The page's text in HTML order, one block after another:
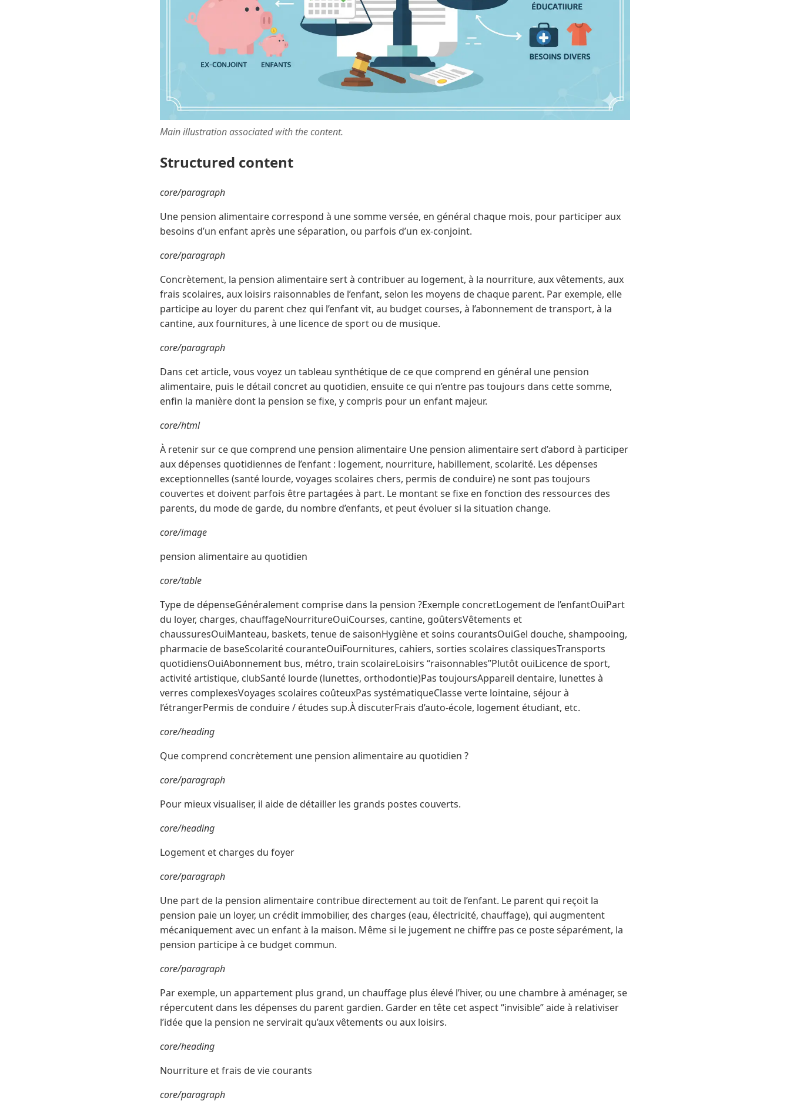
Main illustration associated with the content.
Structured content
core/paragraph
Une pension alimentaire correspond à une somme versée, en général chaque mois, pour participer aux
besoins d’un enfant après une séparation, ou parfois d’un ex‑conjoint.
core/paragraph
Concrètement, la pension alimentaire sert à contribuer au logement, à la nourriture, aux vêtements, aux
frais scolaires, aux loisirs raisonnables de l’enfant, selon les moyens de chaque parent. Par exemple, elle
participe au loyer du parent chez qui l’enfant vit, au budget courses, à l’abonnement de transport, à la
cantine, aux fournitures, à une licence de sport ou de musique.
core/paragraph
Dans cet article, vous voyez un tableau synthétique de ce que comprend en général une pension
alimentaire, puis le détail concret au quotidien, ensuite ce qui n’entre pas toujours dans cette somme,
enfin la manière dont la pension se fixe, y compris pour un enfant majeur.
core/html
À retenir sur ce que comprend une pension alimentaire Une pension alimentaire sert d’abord à participer
aux dépenses quotidiennes de l’enfant : logement, nourriture, habillement, scolarité. Les dépenses
exceptionnelles (santé lourde, voyages scolaires chers, permis de conduire) ne sont pas toujours
couvertes et doivent parfois être partagées à part. Le montant se fixe en fonction des ressources des
parents, du mode de garde, du nombre d’enfants, et peut évoluer si la situation change.
core/image
pension alimentaire au quotidien
core/table
Type de dépenseGénéralement comprise dans la pension ?Exemple concretLogement de l’enfantOuiPart
du loyer, charges, chauffageNourritureOuiCourses, cantine, goûtersVêtements et
chaussuresOuiManteau, baskets, tenue de saisonHygiène et soins courantsOuiGel douche, shampooing,
pharmacie de baseScolarité couranteOuiFournitures, cahiers, sorties scolaires classiquesTransports
quotidiensOuiAbonnement bus, métro, train scolaireLoisirs “raisonnables”Plutôt ouiLicence de sport,
activité artistique, clubSanté lourde (lunettes, orthodontie)Pas toujoursAppareil dentaire, lunettes à
verres complexesVoyages scolaires coûteuxPas systématiqueClasse verte lointaine, séjour à
l’étrangerPermis de conduire / études sup.À discuterFrais d’auto‑école, logement étudiant, etc.
core/heading
Que comprend concrètement une pension alimentaire au quotidien ?
core/paragraph
Pour mieux visualiser, il aide de détailler les grands postes couverts.
core/heading
Logement et charges du foyer
core/paragraph
Une part de la pension alimentaire contribue directement au toit de l’enfant. Le parent qui reçoit la
pension paie un loyer, un crédit immobilier, des charges (eau, électricité, chauffage), qui augmentent
mécaniquement avec un enfant à la maison. Même si le jugement ne chiffre pas ce poste séparément, la
pension participe à ce budget commun.
core/paragraph
Par exemple, un appartement plus grand, un chauffage plus élevé l’hiver, ou une chambre à aménager, se
répercutent dans les dépenses du parent gardien. Garder en tête cet aspect “invisible” aide à relativiser
l’idée que la pension ne servirait qu’aux vêtements ou aux loisirs.
core/heading
Nourriture et frais de vie courants
core/paragraph